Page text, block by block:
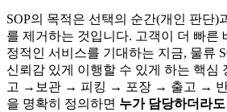
SOP의 목적은 선택의 순간(개인 판단)
를 제거하는 것입니다. 고객이 더 빠른
정적인 서비스를 기대하는 지금, 물류
신뢰감 있게 이행할 수 있게 하는 핵심
고 →보관 → 피킹 → 포장 → 출고 → 반
을 명확히 정의하면 누가 담당하더라